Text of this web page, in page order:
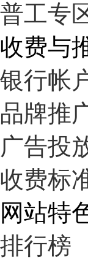
普工专
收费与
银行帐
品牌推
广告投
收费标
网站特
排行榜